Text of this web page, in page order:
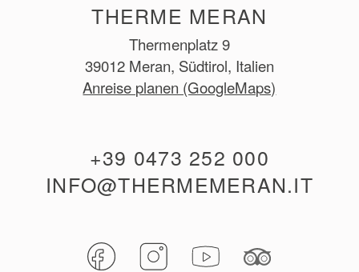
Thermenplatz 9
39012 Meran, Südtirol, Italien
Anreise planen (GoogleMaps)
THERME MERAN
+39 0473 252 000
INFO@THERMEMERAN.IT